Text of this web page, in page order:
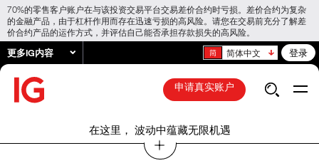
70%的零售客户账户在与该投资交易平台交易差价合约时亏损。差价合约为复杂
的金融产品，由于杠杆作用而存在迅速亏损的高风险。请您在交易前充分了解差
价合约产品的运作方式，并评估自己能否承担存款损失的高风险。
更多IG内容 简体中文 登录
申请真实账户
在这里， 波动中蕴藏无限机遇